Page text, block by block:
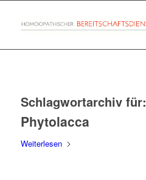
Schlagwortarchiv für:
Phytolacca
Weiterlesen